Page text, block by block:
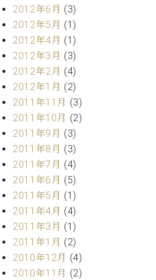
2012年6月 (3)
2012年5月 (1)
2012年4月 (1)
2012年3月 (3)
2012年2月 (4)
2012年1月 (2)
2011年11月 (3)
2011年10月 (2)
2011年9月 (3)
2011年8月 (3)
2011年7月 (4)
2011年6月 (5)
2011年5月 (1)
2011年4月 (4)
2011年3月 (1)
2011年1月 (2)
2010年12月 (4)
2010年11月 (2)